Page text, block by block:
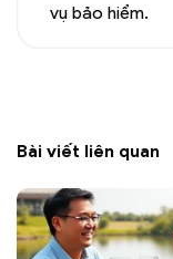
vụ bảo hiểm.
Bài viết liên quan